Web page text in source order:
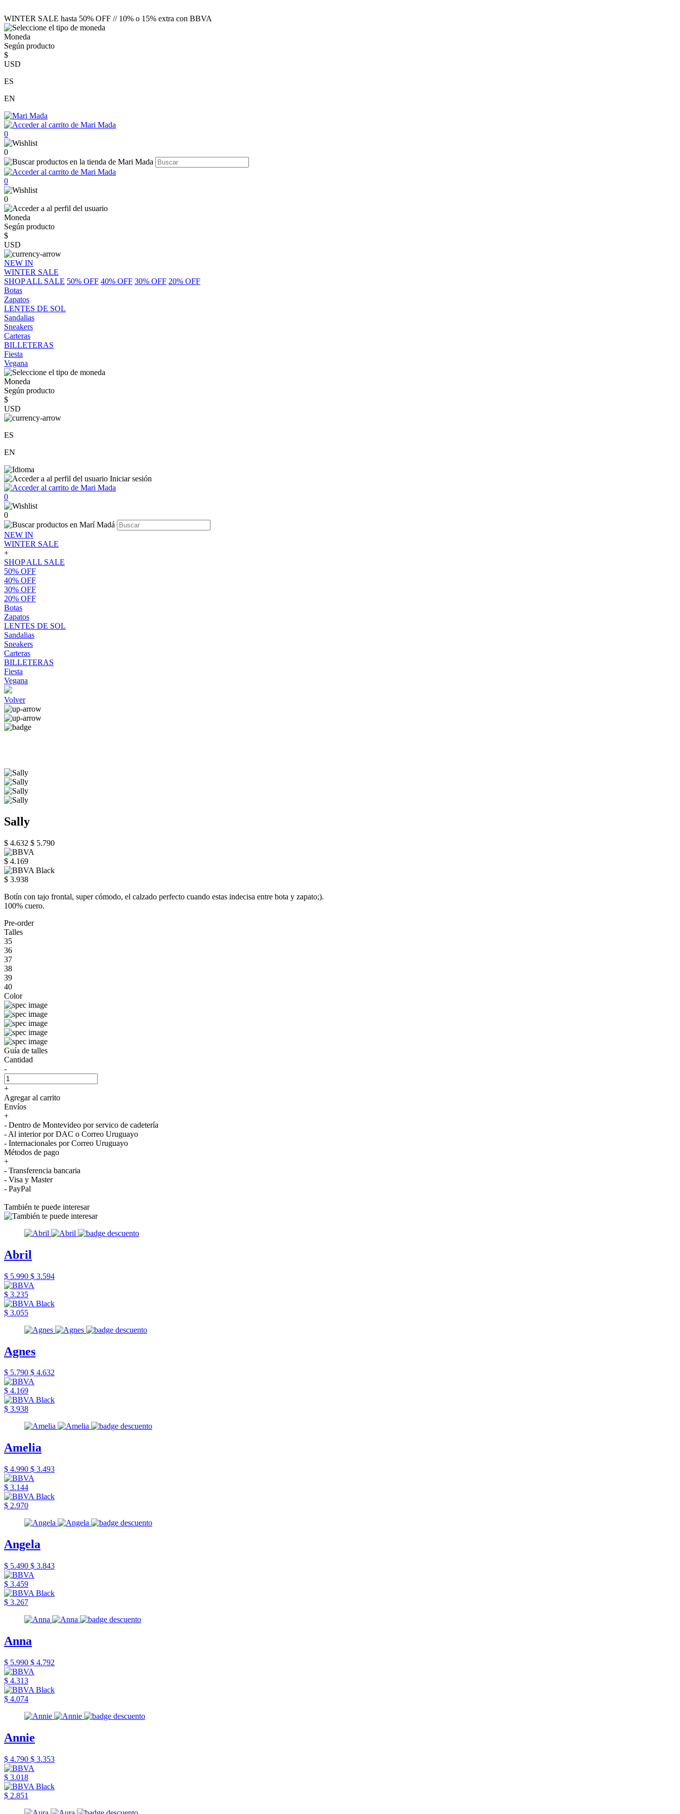
WINTER SALE hasta 50% OFF // 10% o 15% extra con BBVA
Moneda
Según producto
$
USD
ES
EN
0
0
0
0
Moneda
Según producto
$
USD
NEW IN
WINTER SALE
SHOP ALL SALE 50% OFF 40% OFF 30% OFF 20% OFF
Botas
Zapatos
LENTES DE SOL
Sandalias
Sneakers
Carteras
BILLETERAS
Fiesta
Vegana
Moneda
Según producto
$
USD
ES
EN
Iniciar sesión
0
0
NEW IN
WINTER SALE
+
SHOP ALL SALE
50% OFF
40% OFF
30% OFF
20% OFF
Botas
Zapatos
LENTES DE SOL
Sandalias
Sneakers
Carteras
BILLETERAS
Fiesta
Vegana
Volver
Sally
$ 4.632 $ 5.790
$ 4.169
$ 3.938
Botín con tajo frontal, super cómodo, el calzado perfecto cuando estas indecisa entre bota y zapato;).
100% cuero.
Pre-order
Talles
35
36
37
38
39
40
Color
Guía de talles
Cantidad
-
+
Agregar al carrito
Envíos
+
- Dentro de Montevideo por servico de cadetería
- Al interior por DAC o Correo Uruguayo
- Internacionales por Correo Uruguayo
Métodos de pago
+
- Transferencia bancaria
- Visa y Master
- PayPal
También te puede interesar
Abril
$ 5.990 $ 3.594
$ 3.235
$ 3.055
Agnes
$ 5.790 $ 4.632
$ 4.169
$ 3.938
Amelia
$ 4.990 $ 3.493
$ 3.144
$ 2.970
Angela
$ 5.490 $ 3.843
$ 3.459
$ 3.267
Anna
$ 5.990 $ 4.792
$ 4.313
$ 4.074
Annie
$ 4.790 $ 3.353
$ 3.018
$ 2.851